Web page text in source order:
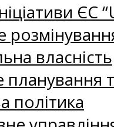
ЄС
власність
політика